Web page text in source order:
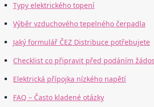
Typy elektrického topení
Výběr vzduchového tepelného čerpadla
Jaký formulář ČEZ Distribuce potřebujete
Checklist co připravit před podáním
Elektrická přípojka nízkého napětí
FAQ – Často kladené otázky